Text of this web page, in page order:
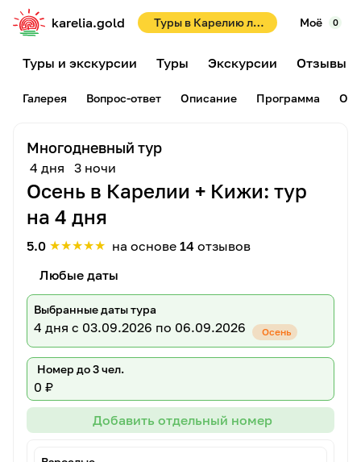
karelia.gold Туры в Карелию летом 2026! Раннее бронирование со скидками до 10%! Моё 0
Туры и экскурсии Туры Экскурсии Отзывы
Галерея Вопрос-ответ Описание Программа
Многодневный тур
4 дня 3 ночи
Осень в Карелии + Кижи: тур
на 4 дня
5.0 ★★★★★ на основе 14 отзывов
Любые даты
Выбранные даты тура
4 дня с 03.09.2026 по 06.09.2026 Осень
Номер до 3 чел.
0 ₽
Добавить отдельный номер